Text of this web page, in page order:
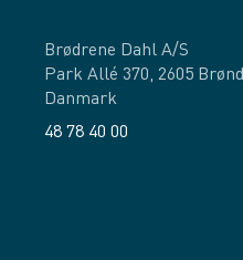
Brødrene Dahl A/S
Park Allé 370, 2605
Danmark
48 78 40 00